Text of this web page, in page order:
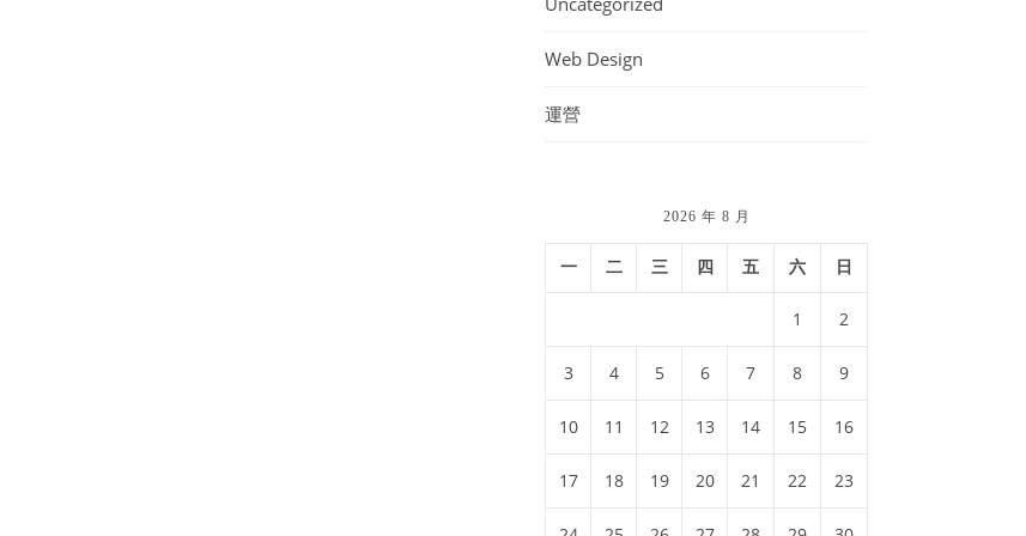
Web Design
運營
2026 年 8 月
一 二 三 四 五 六 日
1 2
3 4 5 6 7 8 9
10 11 12 13 14 15 16
17 18 19 20 21 22 23